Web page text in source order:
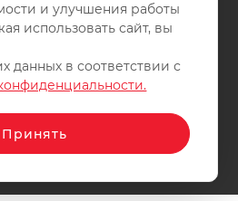
магазин спортивных товаров
публичной офертой. Все права
материалов и фотографий
и улучшения работы
использовать сайт, вы
данных в соответствии с
Принять